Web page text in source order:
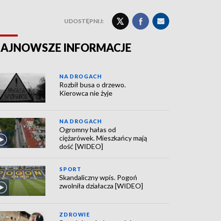
UDOSTĘPNIJ:
INFORMACJE
NA DROGACH
Rozbił busa o drzewo.
Kierowca nie żyje
NA DROGACH
Ogromny hałas od
ciężarówek. Mieszkańcy mają
dość [WIDEO]
SPORT
Skandaliczny wpis. Pogoń
zwolniła działacza [WIDEO]
ZDROWIE